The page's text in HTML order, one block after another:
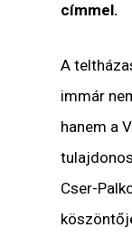
címmel.
A
immár
hanem a
Cser-